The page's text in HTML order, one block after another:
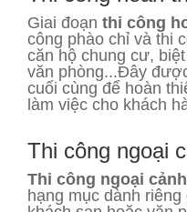
Giai đoạn thi công
công phào chỉ và thi
căn hộ chung cư,
văn phòng...Đây
cuối cùng để hoàn
làm việc cho khách
Thi công ngoại
Thi công ngoại
hạng mục dành